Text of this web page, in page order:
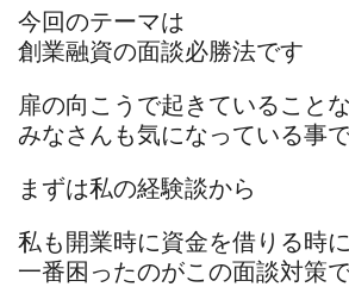
今回のテーマは
創業融資の面談必勝法です
扉の向こうで起きていること
みなさんも気になっている事で
まずは私の経験談から
私も開業時に資金を借りる時に
一番困ったのがこの面談対策で